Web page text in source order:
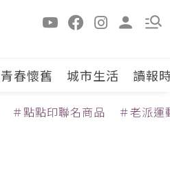
青春懷舊 城市生活 讀報
＃點點印聯名商品 ＃老派運